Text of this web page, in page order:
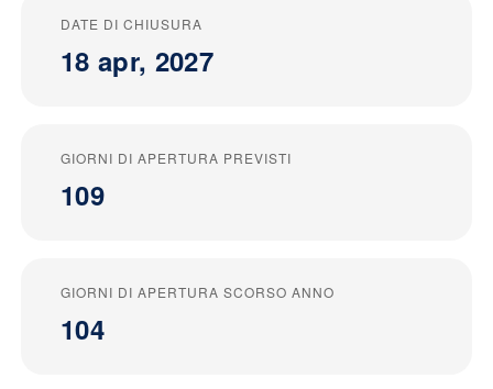
DATE DI CHIUSURA
18 apr, 2027
GIORNI DI APERTURA PREVISTI
109
GIORNI DI APERTURA SCORSO ANNO
104